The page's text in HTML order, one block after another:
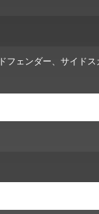
フェンダー、サイドス